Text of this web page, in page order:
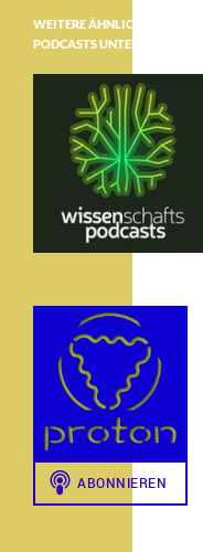
WEITERE ÄHNLICHE
PODCASTS UNTER: